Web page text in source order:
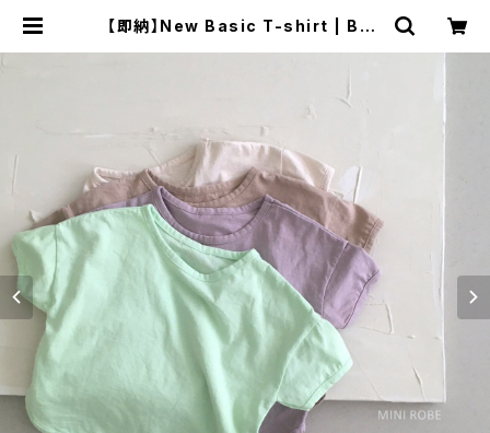
【即納】New Basic T-shirt | Bau